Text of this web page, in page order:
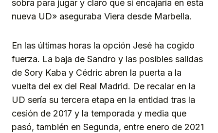
sobra para jugar y claro que sí encajaría en esta
nueva UD» aseguraba Viera desde Marbella.
En las últimas horas la opción Jesé ha cogido
fuerza. La baja de Sandro y las posibles salidas
de Sory Kaba y Cédric abren la puerta a la
vuelta del ex del Real Madrid. De recalar en la
UD sería su tercera etapa en la entidad tras la
cesión de 2017 y la temporada y media que
pasó, también en Segunda, entre enero de 2021